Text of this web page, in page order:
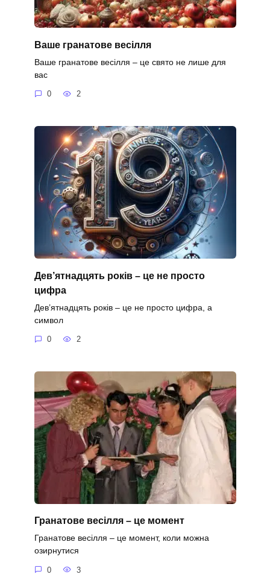
Ваше гранатове весілля
Ваше гранатове весілля – це свято не лише для
вас
0 2
Дев’ятнадцять років – це не просто
цифра
Дев’ятнадцять років – це не просто цифра, а
символ
0 2
Гранатове весілля – це момент
Гранатове весілля – це момент, коли можна
озирнутися
0 3